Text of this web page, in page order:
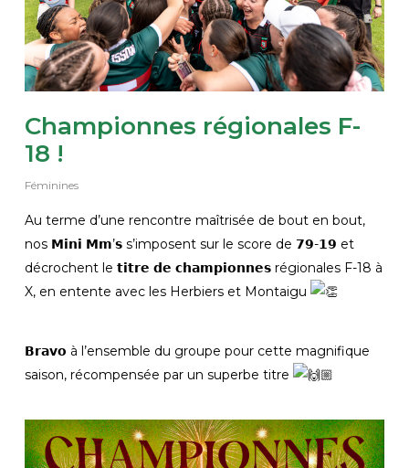
Championnes régionales F-
18 !
Féminines
Au terme d’une rencontre maîtrisée de bout en bout,
nos 𝗠𝗶𝗻𝗶 𝗠𝗺’𝘀 s’imposent sur le score de 𝟳𝟵-𝟭𝟵 et
décrochent le 𝘁𝗶𝘁𝗿𝗲 𝗱𝗲 𝗰𝗵𝗮𝗺𝗽𝗶𝗼𝗻𝗻𝗲𝘀 régionales F-18 à
X, en entente avec les Herbiers et Montaigu
𝗕𝗿𝗮𝘃𝗼 à l’ensemble du groupe pour cette magnifique
saison, récompensée par un superbe titre